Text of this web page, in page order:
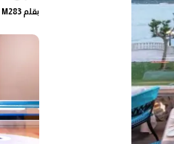
بقلم M283